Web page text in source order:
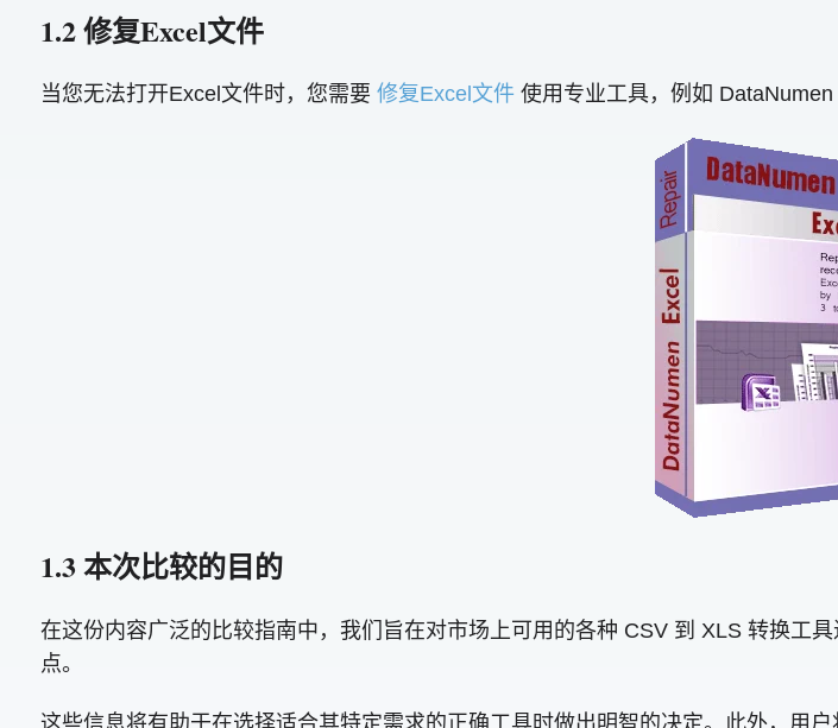
1.2 修复Excel文件
当您无法打开Excel文件时，您需要 修复Excel文件使用专业工具，例如 DataNumen
1.3 本次比较的目的
在这份内容广泛的比较指南中，我们旨在对市场上可用的各种 CSV 到 XLS 转换工
点。